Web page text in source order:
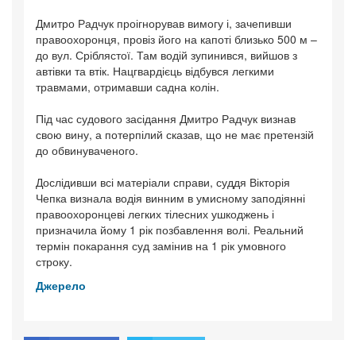
Дмитро Радчук проігнорував вимогу і, зачепивши
правоохоронця, провіз його на капоті близько 500 м –
до вул. Сріблястої. Там водій зупинився, вийшов з
автівки та втік. Нацгвардієць відбувся легкими
травмами, отримавши садна колін.
Під час судового засідання Дмитро Радчук визнав
свою вину, а потерпілий сказав, що не має претензій
до обвинуваченого.
Дослідивши всі матеріали справи, суддя Вікторія
Чепка визнала водія винним в умисному заподіянні
правоохоронцеві легких тілесних ушкоджень і
призначила йому 1 рік позбавлення волі. Реальний
термін покарання суд замінив на 1 рік умовного
строку.
Джерело